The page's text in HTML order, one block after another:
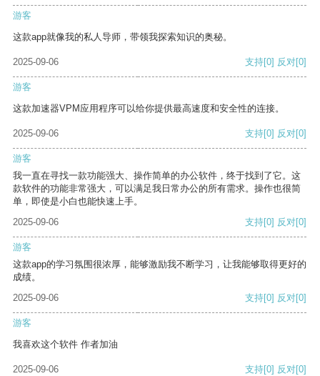
游客
这款app就像我的私人导师，带领我探索知识的奥秘。
2025-09-06 支持[0] 反对[0]
游客
这款加速器VPM应用程序可以给你提供最高速度和安全性的连接。
2025-09-06 支持[0] 反对[0]
游客
我一直在寻找一款功能强大、操作简单的办公软件，终于找到了它。这
款软件的功能非常强大，可以满足我日常办公的所有需求。操作也很简
单，即使是小白也能快速上手。
2025-09-06
支持[0] 反对[0]
游客
这款app的学习氛围很浓厚，能够激励我不断学习，让我能够取得更好的
成绩。
2025-09-06
支持[0] 反对[0]
游客
我喜欢这个软件 作者加油
2025-09-06 支持[0] 反对[0]